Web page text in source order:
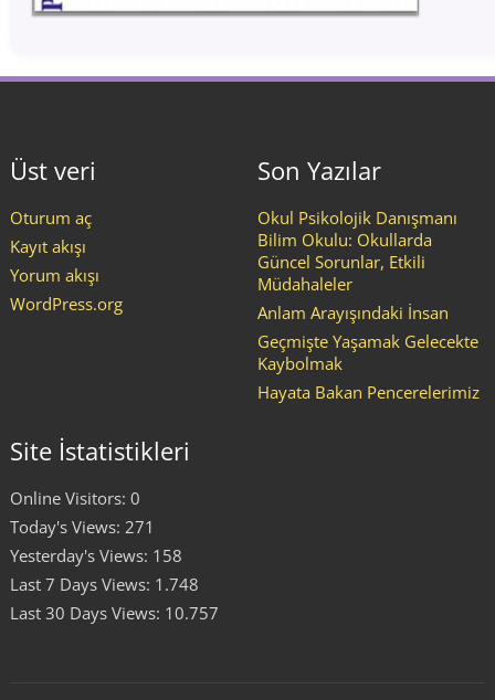
Üst veri
Oturum aç
Kayıt akışı
Yorum akışı
WordPress.org
Son Yazılar
Okul Psikolojik Danışmanı
Bilim Okulu: Okullarda
Güncel Sorunlar, Etkili
Müdahaleler
Anlam Arayışındaki İnsan
Geçmişte Yaşamak Gelecekte
Kaybolmak
Hayata Bakan Pencerelerimiz
Site İstatistikleri
Online Visitors: 0
Today's Views: 271
Yesterday's Views: 158
Last 7 Days Views: 1.748
Last 30 Days Views: 10.757